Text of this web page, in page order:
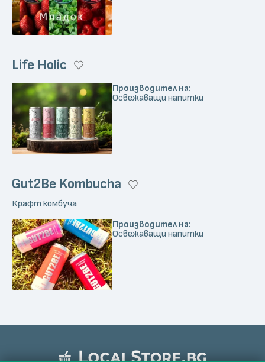
Life Holic
Производител на:
Освежаващи напитки
Gut2Be Kombucha
Крафт комбуча
Производител на:
Освежаващи напитки